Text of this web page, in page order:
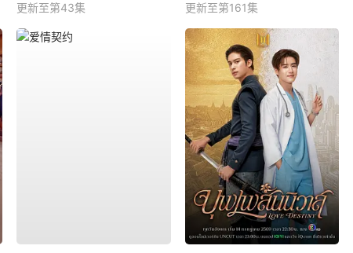
更新至第43集
更新至第161集